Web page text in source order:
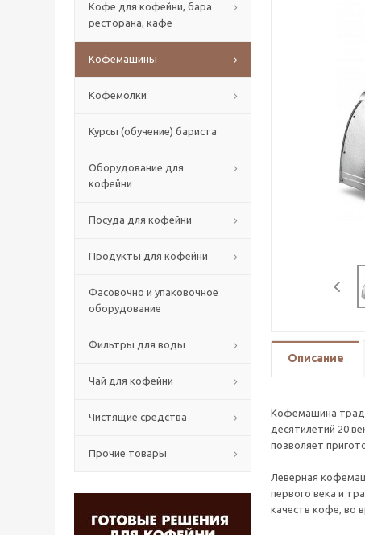
Кофе для кофейни, бара
ресторана, кафе
Кофемашины
Кофемолки
Курсы (обучение) бариста
Оборудование для
кофейни
Посуда для кофейни
Продукты для кофейни
Фасовочно и упаковочное
оборудование
Фильтры для воды
Чай для кофейни
Чистящие средства
Прочие товары
Описание
Кофемашина
десятилетий 20
позволяет
Леверная
первого века и
качеств кофе, во